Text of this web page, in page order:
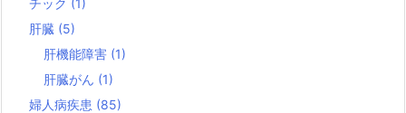
肝臓 (5)
肝機能障害 (1)
肝臓がん (1)
婦人病疾患 (85)